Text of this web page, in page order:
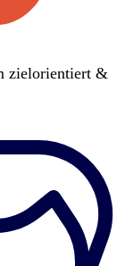
zielorientiert &